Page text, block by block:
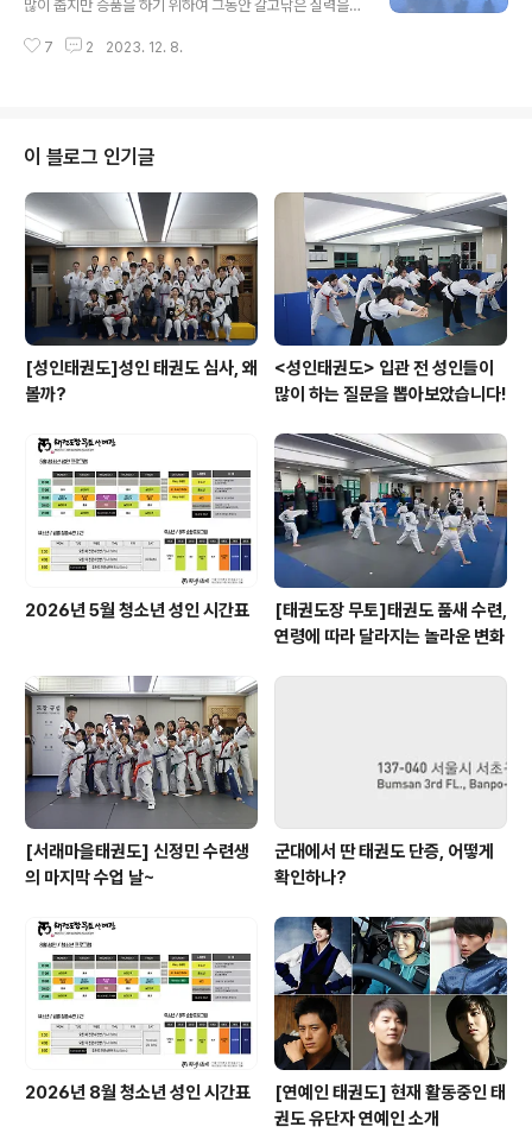
placeSearchOption=entry%3Dpll%26fromNxLis
많이 춥지만 승품을 하기 위하여 그동안 갈고닦은 실력을
상담은 서래관 1544-9196 / 서초관 1544-9915로 문
5%20%EB%AC%B4%ED%86%A0/place/35581
789?placePath=%3Fentry%3Dpll%26from%3D
nx%26fromNxList%3Dtrue&placeSearchOption
=entry%3Dpll%26fromNxList%3Dtrue&searchT
ype=plac..
7 2 2023. 12. 8.
이 블로그 인기글
[성인태권도]성인 태권도 심사, 왜
볼까?
<성인태권도> 입관 전 성인들이
많이 하는 질문을 뽑아보았습니다!
2026년 5월 청소년 성인 시간표
[태권도장 무토]태권도 품새 수련,
연령에 따라 달라지는 놀라운 변화
[서래마을태권도] 신정민 수련생
의 마지막 수업 날~
군대에서 딴 태권도 단증, 어떻게
확인하나?
2026년 8월 청소년 성인 시간표
[연예인 태권도] 현재 활동중인 태
권도 유단자 연예인 소개